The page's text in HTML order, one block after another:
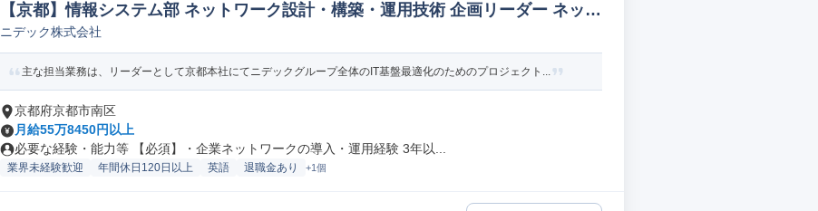
【京都】情報システム部 ネットワーク設計・構築・運用技術 企画リーダー ネット
ワークエンジニア
ニデック株式会社
主な担当業務は、リーダーとして京都本社にてニデックグループ全体のIT基盤最適化のためのプロジェクト...
京都府京都市南区
月給55万8450円以上
必要な経験・能力等 【必須】・企業ネットワークの導入・運用経験 3年以...
業界未経験歓迎 年間休日120日以上 英語 退職金あり +1個